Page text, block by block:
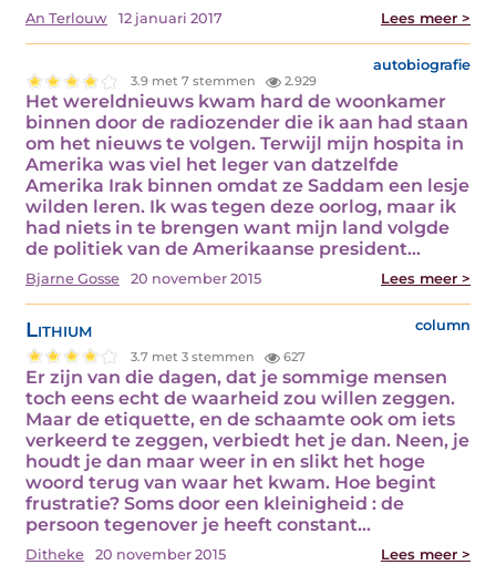
An Terlouw 12 januari 2017 Lees meer >
autobiografie
3.9 met 7 stemmen 2.929
Het wereldnieuws kwam hard de woonkamer
binnen door de radiozender die ik aan had staan
om het nieuws te volgen. Terwijl mijn hospita in
Amerika was viel het leger van datzelfde
Amerika Irak binnen omdat ze Saddam een lesje
wilden leren. Ik was tegen deze oorlog, maar ik
had niets in te brengen want mijn land volgde
de politiek van de Amerikaanse president…
Bjarne Gosse 20 november 2015 Lees meer >
Lithium column
3.7 met 3 stemmen 627
Er zijn van die dagen, dat je sommige mensen
toch eens echt de waarheid zou willen zeggen.
Maar de etiquette, en de schaamte ook om iets
verkeerd te zeggen, verbiedt het je dan. Neen, je
houdt je dan maar weer in en slikt het hoge
woord terug van waar het kwam. Hoe begint
frustratie? Soms door een kleinigheid : de
persoon tegenover je heeft constant…
Ditheke 20 november 2015 Lees meer >